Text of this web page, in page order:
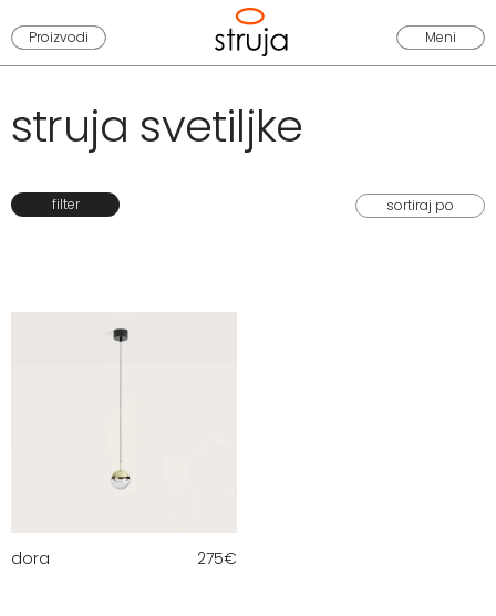
Proizvodi Meni
struja svetiljke
filter
dora 275€